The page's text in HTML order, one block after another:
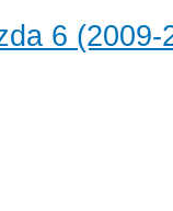
6 (2009-